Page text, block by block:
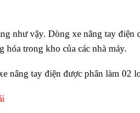
như vậy. Dòng xe nâng tay điện
hóa trong kho của các nhà máy.
nâng tay điện được phân làm 02